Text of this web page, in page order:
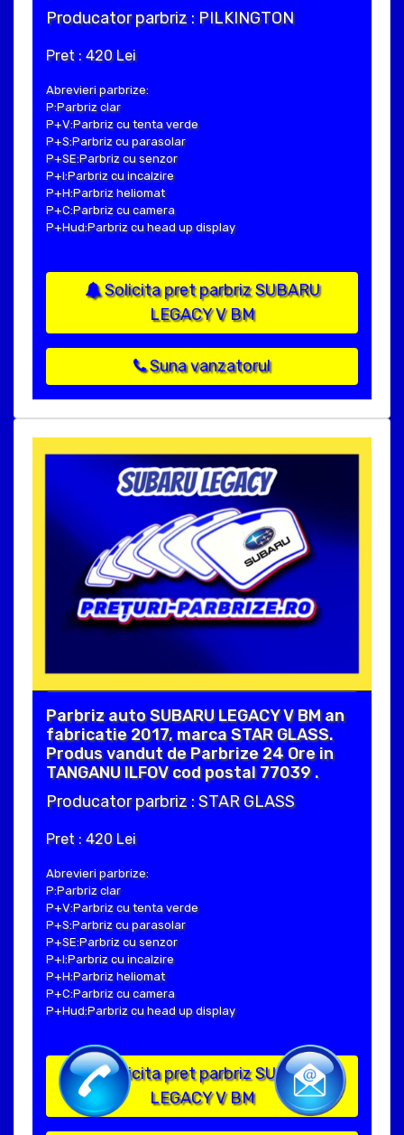
Producator parbriz : PILKINGTON
Pret : 420 Lei
Abrevieri parbrize:
P:Parbriz clar
P+V:Parbriz cu tenta verde
P+S:Parbriz cu parasolar
P+SE:Parbriz cu senzor
P+I:Parbriz cu incalzire
P+H:Parbriz heliomat
P+C:Parbriz cu camera
P+Hud:Parbriz cu head up display
Solicita pret parbriz SUBARU
LEGACY V BM
Suna vanzatorul
Parbriz auto SUBARU LEGACY V BM an
fabricatie 2017, marca STAR GLASS.
Produs vandut de Parbrize 24 Ore in
TANGANU ILFOV cod postal 77039 .
Producator parbriz : STAR GLASS
Pret : 420 Lei
Abrevieri parbrize:
P:Parbriz clar
P+V:Parbriz cu tenta verde
P+S:Parbriz cu parasolar
P+SE:Parbriz cu senzor
P+I:Parbriz cu incalzire
P+H:Parbriz heliomat
P+C:Parbriz cu camera
P+Hud:Parbriz cu head up display
Solicita pret parbriz SUBARU
LEGACY V BM